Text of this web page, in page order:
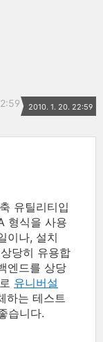
2010. 1. 20. 22:59
유틸리티입
형식을 사용
이나, 설치
당히 유용합
엔드를 상당
유니버설
하는 테스트
습니다.